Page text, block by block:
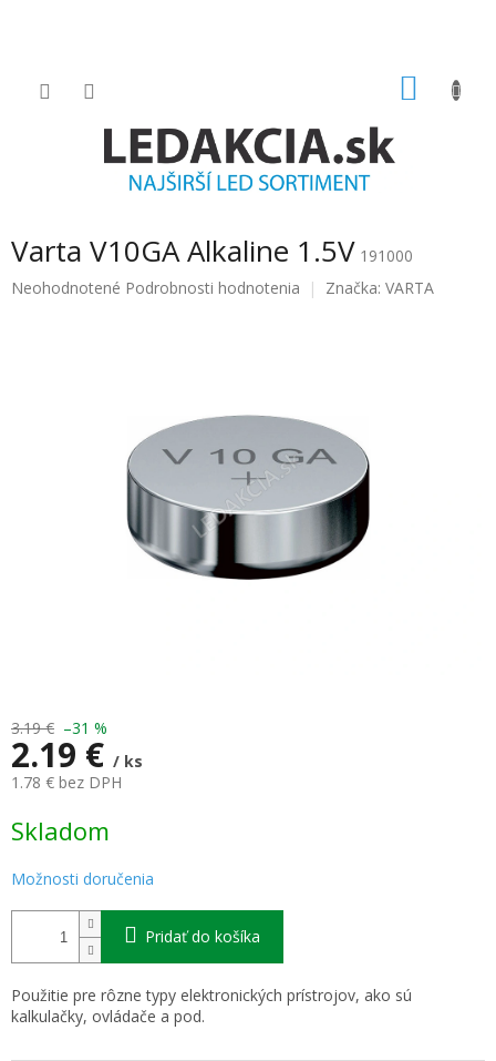
Varta V10GA Alkaline 1.5V 191000
Priemerné
Neohodnotené Podrobnosti hodnotenia Značka: VARTA
3.19 € –31 %
2.19 € / ks
1.78 € bez DPH
cena:
Skladom
Možnosti doručenia
Pridať do košíka
Použitie pre rôzne typy elektronických prístrojov, ako sú
kalkulačky, ovládače a pod.